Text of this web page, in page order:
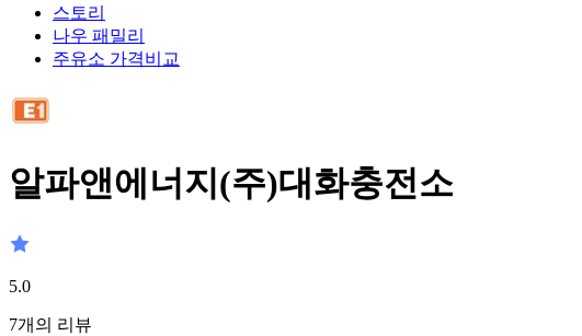
스토리
나우 패밀리
주유소 가격비교
알파앤에너지(주)대화충전소
5.0
7개의 리뷰